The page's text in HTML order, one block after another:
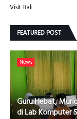
Visit Bali
FEATURED POST
News
Guru Hebat,
di Lab Komputer